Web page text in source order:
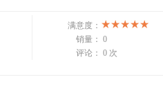
满意度：
销量： 0
评论： 0 次